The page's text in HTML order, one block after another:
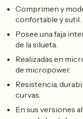
Comprimen y
confortable y sutil.
Posee una faja
de la silueta.
Realizadas en
de micropower.
Resistencia,
curvas.
En sus versiones